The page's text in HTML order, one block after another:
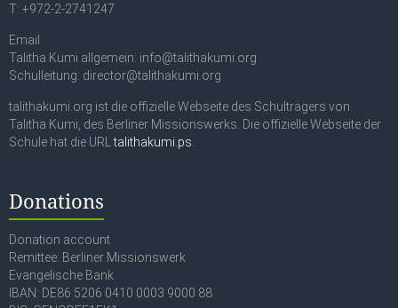
T: +972-2-2741247
Email
Talitha Kumi allgemein: info@talithakumi.org
Schulleitung: director@talithakumi.org
talithakumi.org ist die offizielle Webseite des Schulträgers von
Talitha Kumi, des Berliner Missionswerks. Die offizielle Webseite der
Schule hat die URLtalithakumi.ps
Donations
Donation account
Remittee: Berliner Missionswerk
Evangelische Bank
IBAN: DE86 5206 0410 0003 9000 88